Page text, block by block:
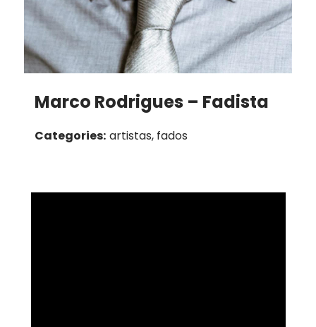
Marco Rodrigues – Fadista
Categories: artistas, fados